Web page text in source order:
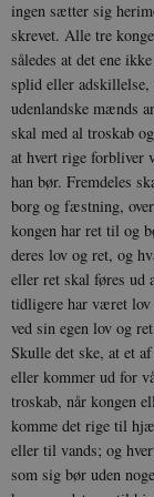
ingen sætter sig
skrevet. Alle tre
således at det ene
splid eller adskillelse,
udenlandske mænds
skal med al troskab
at hvert rige forbliver
han bør. Fremdeles
borg og fæstning,
kongen har ret til og
deres lov og ret, og
eller ret skal føres ud
tidligere har været lov
ved sin egen lov og
Skulle det ske, at et
eller kommer ud for
troskab, når kongen
komme det rige til
eller til vands; og
som sig bør uden